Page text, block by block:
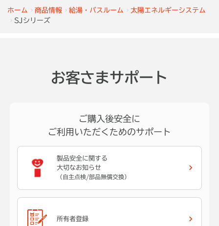
ホーム 商品情報 給湯・バスルーム
太陽エネルギーシステム
SJシリーズ
お客さまサポート
ご購入後安全に
ご利用いただくためのサポート
製品安全に関する
大切なお知らせ
（自主点検/部品無償交換）
所有者登録